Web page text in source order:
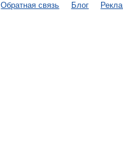
Обратная связь
Блог